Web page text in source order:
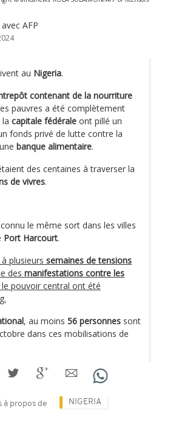
avec AFP
au Nigeria.
contenant de la nourriture
pauvres a été complètement
capitale fédérale ont pillé un
fonds privé de lutte contre la
banque alimentaire.
des centaines à traverser la
de vivres.
le même sort dans les villes
Port Harcourt.
plusieurs semaines de tensions
des manifestations contre les
pouvoir central ont été
, au moins 56 personnes sont
dans ces mobilisations de
à propos de NIGERIA